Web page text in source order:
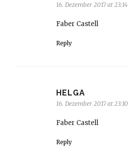
16. Dezember 2017 at 23:14
Faber Castell
Reply
HELGA
16. Dezember 2017 at 23:10
Faber Castell
Reply